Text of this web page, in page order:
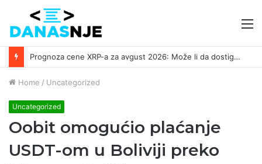
Prognoza cene XRP-a za avgust 2026: Može li da dostigne 1,50 dolara? ￼
Home / Uncategorized
Uncategorized
Oobit omogućio plaćanje
USDT-om u Boliviji preko